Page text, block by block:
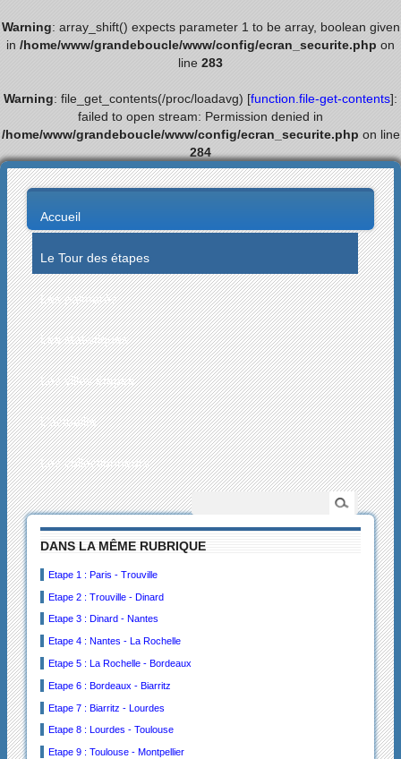
Warning: array_shift() expects parameter 1 to be array, boolean given
in /home/www/grandeboucle/www/config/ecran_securite.php on
line 283
Warning: file_get_contents(/proc/loadavg) [function.file-get-contents]:
failed to open stream: Permission denied in
/home/www/grandeboucle/www/config/ecran_securite.php on line
284
Accueil
Le Tour des étapes
Les palmarès
Les statistiques
Les villes étapes
L’actualité
Les collectionneurs
DANS LA MÊME RUBRIQUE
Etape 1 : Paris - Trouville
Etape 2 : Trouville - Dinard
Etape 3 : Dinard - Nantes
Etape 4 : Nantes - La Rochelle
Etape 5 : La Rochelle - Bordeaux
Etape 6 : Bordeaux - Biarritz
Etape 7 : Biarritz - Lourdes
Etape 8 : Lourdes - Toulouse
Etape 9 : Toulouse - Montpellier